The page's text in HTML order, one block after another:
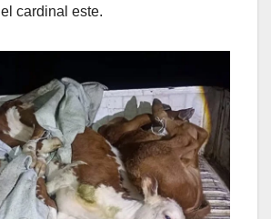
cardinal este.